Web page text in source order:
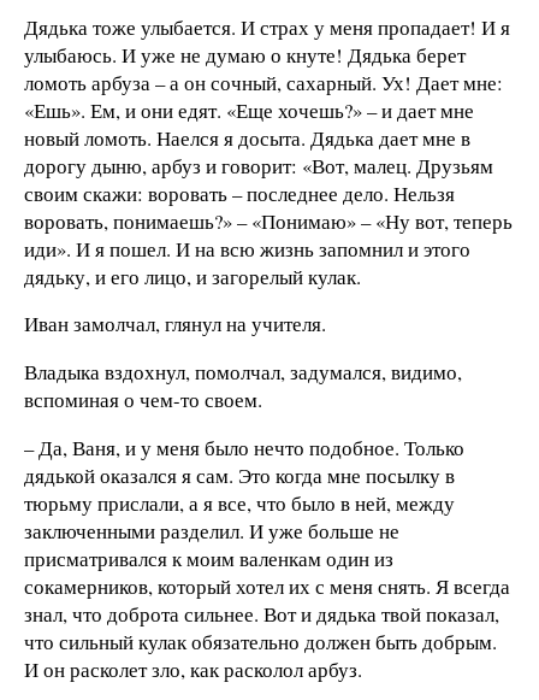
Дядька тоже улыбается. И страх у меня пропадает! И я
улыбаюсь. И уже не думаю о кнуте! Дядька берет
ломоть арбуза – а он сочный, сахарный. Ух! Дает мне:
«Ешь». Ем, и они едят. «Еще хочешь?» – и дает мне
новый ломоть. Наелся я досыта. Дядька дает мне в
дорогу дыню, арбуз и говорит: «Вот, малец. Друзьям
своим скажи: воровать – последнее дело. Нельзя
воровать, понимаешь?» – «Понимаю» – «Ну вот, теперь
иди». И я пошел. И на всю жизнь запомнил и этого
дядьку, и его лицо, и загорелый кулак.
Иван замолчал, глянул на учителя.
Владыка вздохнул, помолчал, задумался, видимо,
вспоминая о чем-то своем.
– Да, Ваня, и у меня было нечто подобное. Только
дядькой оказался я сам. Это когда мне посылку в
тюрьму прислали, а я все, что было в ней, между
заключенными разделил. И уже больше не
присматривался к моим валенкам один из
сокамерников, который хотел их с меня снять. Я всегда
знал, что доброта сильнее. Вот и дядька твой показал,
что сильный кулак обязательно должен быть добрым.
И он расколет зло, как расколол арбуз.